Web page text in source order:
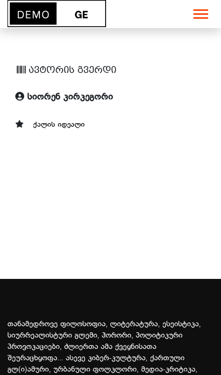
ავტორის გვერდი
სიორენ კირკეგორი
ქალის იდეალი
თანამედროვე ფილოსოფია, ლიტერატურა, ესეისტიკა,
სიურრეალისტური გლემი, ჰორორი, პოლიტიკური
პროვოკაციები, ძლიერთა ამა ქვეყნისათა
შეურაცხყოფა... ასევე კიბერ-კულტურა, ქართული
გლ(ი)ამური, ურბანული ფოლკლორი, მედია-კრიტიკა,